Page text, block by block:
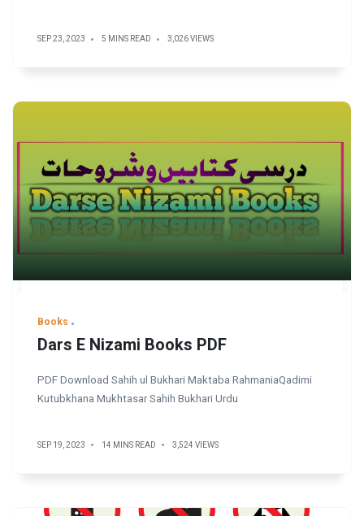
SEP 23, 2023 5 MINS READ 3,026 VIEWS
Books
Dars E Nizami Books PDF
PDF Download Sahih ul Bukhari Maktaba RahmaniaQadimi
Kutubkhana Mukhtasar Sahih Bukhari Urdu
SEP 19, 2023 14 MINS READ 3,524 VIEWS